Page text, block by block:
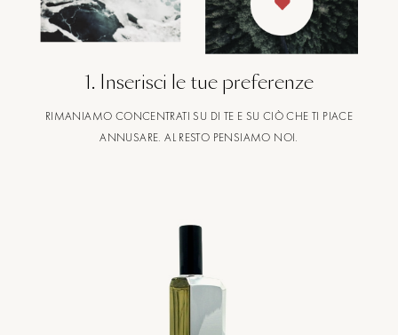
1. Inserisci le tue preferenze
RIMANIAMO CONCENTRATI SU DI TE E SU CIÒ CHE TI PIACE
ANNUSARE. AL RESTO PENSIAMO NOI.